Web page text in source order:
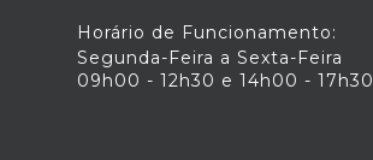
Horário de Funcionamento:
Segunda-Feira a Sexta-Feira
09h00 - 12h30 e 14h00 - 17h30